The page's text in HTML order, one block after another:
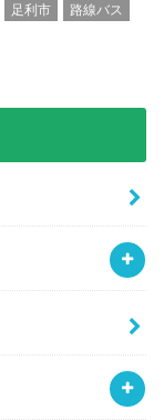
足利市
路線バス